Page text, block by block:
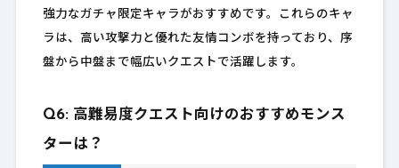
強力なガチャ限定キャラがおすすめです。これらのキャ
ラは、高い攻撃力と優れた友情コンボを持っており、序
盤から中盤まで幅広いクエストで活躍します。
Q6: 高難易度クエスト向けのおすすめモンス
ターは？